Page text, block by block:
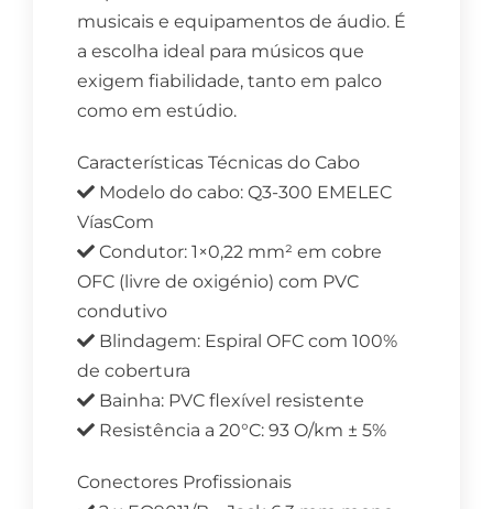
musicais e equipamentos de áudio. É
a escolha ideal para músicos que
exigem fiabilidade, tanto em palco
como em estúdio.
Características Técnicas do Cabo
Modelo do cabo: Q3-300 EMELEC
VíasCom
Condutor: 1×0,22 mm² em cobre
OFC (livre de oxigénio) com PVC
condutivo
Blindagem: Espiral OFC com 100%
de cobertura
Bainha: PVC flexível resistente
Resistência a 20°C: 93 O/km ± 5%
Conectores Profissionais